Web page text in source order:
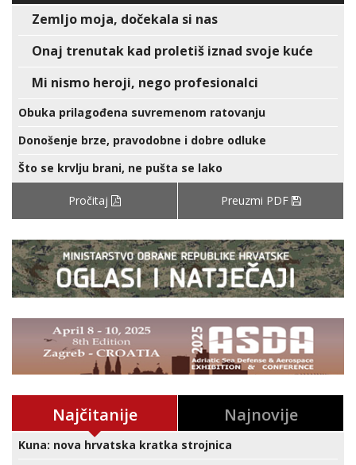
Zemljo moja, dočekala si nas
Onaj trenutak kad proletiš iznad svoje kuće
Mi nismo heroji, nego profesionalci
Obuka prilagođena suvremenom ratovanju
Donošenje brze, pravodobne i dobre odluke
Što se krvlju brani, ne pušta se lako
Pročitaj Preuzmi PDF
Najčitanije Najnovije
Kuna: nova hrvatska kratka strojnica